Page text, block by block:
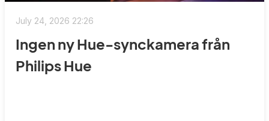
July 24, 2026 22:26
Ingen ny Hue-synckamera från
Philips Hue